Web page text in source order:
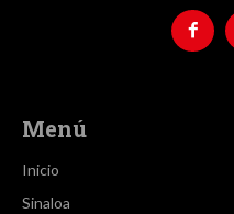
Menú
Inicio
Sinaloa